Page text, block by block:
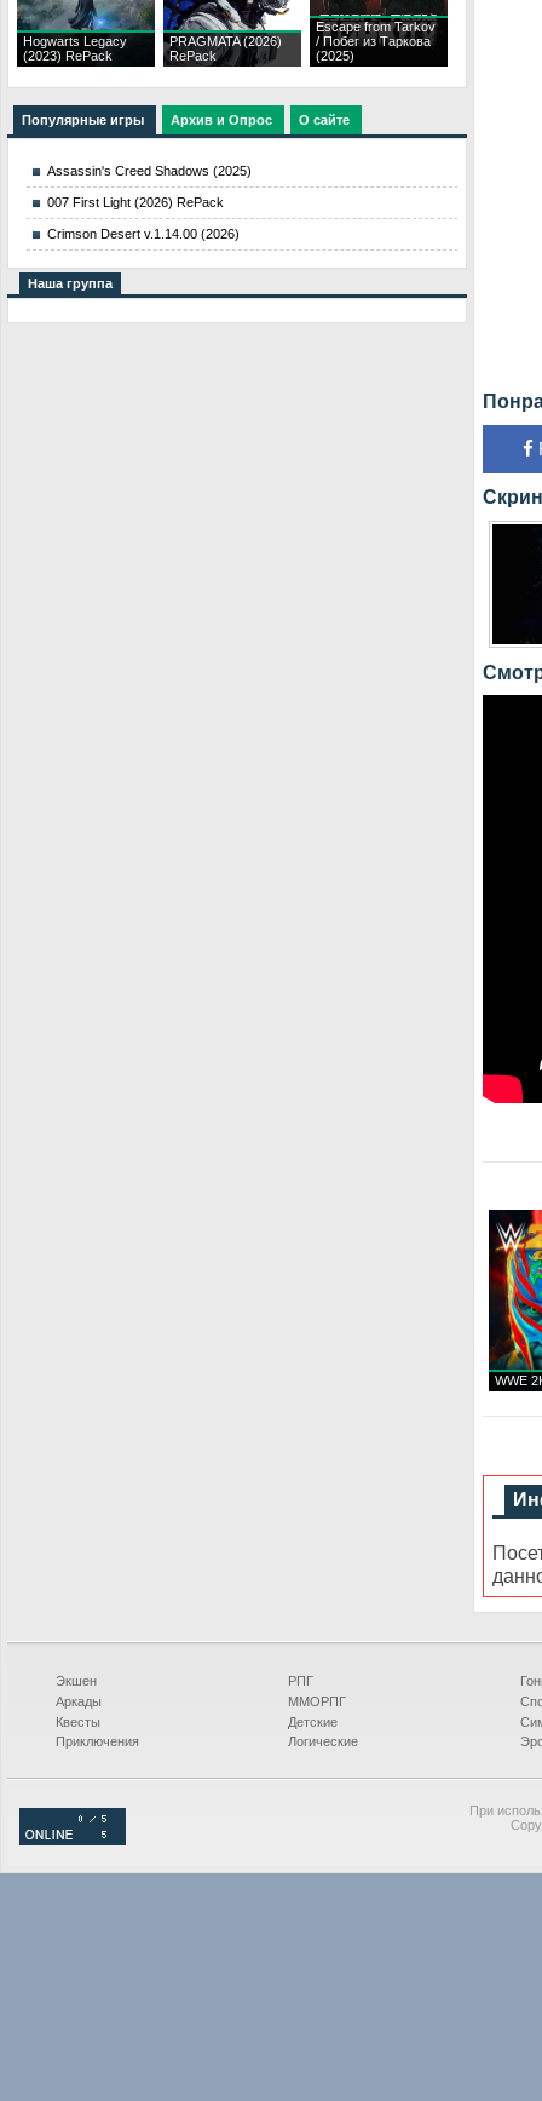
Hogwarts Legacy
(2023) RePack
PRAGMATA (2026)
RePack
Escape from Tarkov
/ Побег из Таркова
(2025)
Популярные игры Архив и Опрос О сайте
Assassin's Creed Shadows (2025)
007 First Light (2026) RePack
Crimson Desert v.1.14.00 (2026)
Наша группа
WWE
Экшен
Аркады
Квесты
Приключения
РПГ
ММОРПГ
Детские
Логические
При